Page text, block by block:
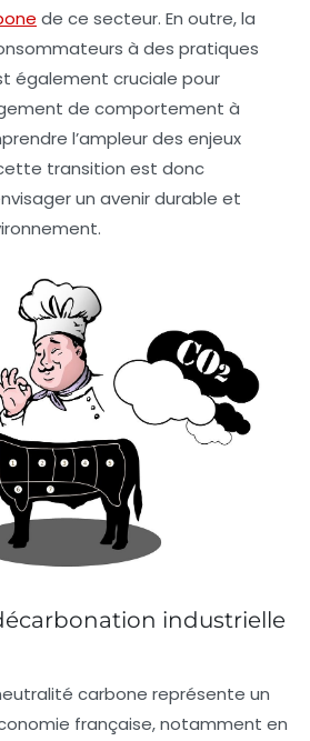
de ce secteur. En outre, la
à des pratiques
également cruciale pour
de comportement à
l’ampleur des enjeux
transition est donc
un avenir durable et
industrielle
carbone représente un
française, notamment en